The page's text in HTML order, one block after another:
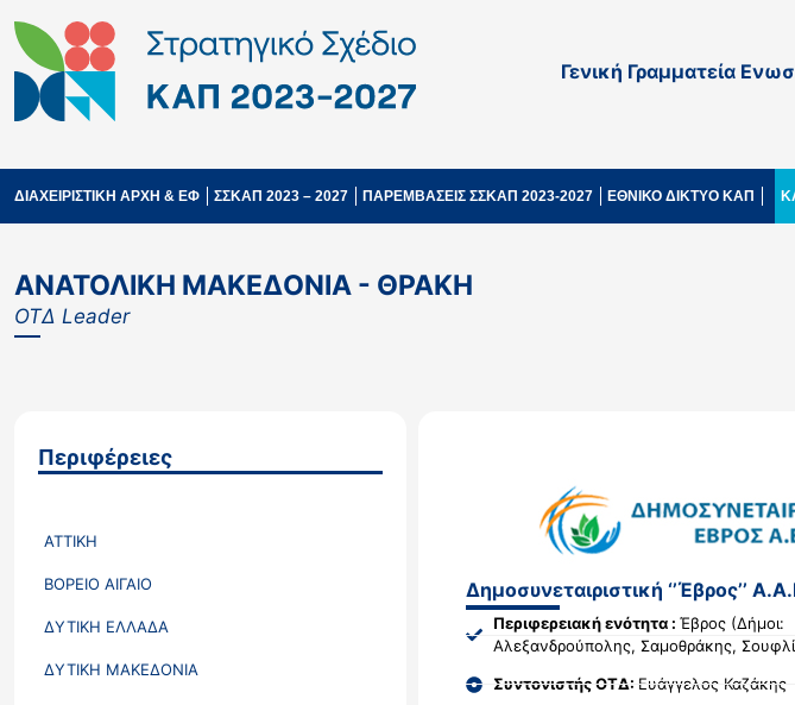
Γενική Γραμματεία
ΔΙΑΧΕΙΡΙΣΤΙΚΗ ΑΡΧΗ & ΕΦ ΣΣΚΑΠ 2023 – 2027 ΠΑΡΕΜΒΑΣΕΙΣ ΣΣΚΑΠ 2023-2027 ΕΘΝΙΚΟ ΔΙΚΤΥΟ ΚΑΠ
ΑΝΑΤΟΛΙΚΗ ΜΑΚΕΔΟΝΙΑ - ΘΡΑΚΗ
ΟΤΔ Leader
Περιφέρειες
ΑΤΤΙΚΗ
ΒΟΡΕΙΟ ΑΙΓΑΙΟ
ΔΥΤΙΚΗ ΕΛΛΑΔΑ
ΔΥΤΙΚΗ ΜΑΚΕΔΟΝΙΑ
Δημοσυνεταιριστική ‘’Έβρος’’
Περιφερειακή ενότητα : Έβρος (Δήμοι:
Αλεξανδρούπολης, Σαμοθράκης,
Συντονιστής ΟΤΔ: Ευάγγελος Καζάκης